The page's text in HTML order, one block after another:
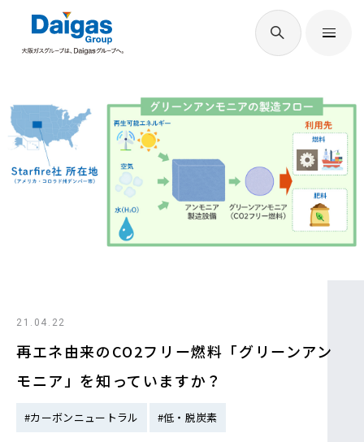
EN / JP
Daigas STUDIO
IR情報
21.04.22
再エネ由来のCO2フリー燃料「グリーンアン
モニア」を知っていますか？
#カーボンニュートラル #低・脱炭素